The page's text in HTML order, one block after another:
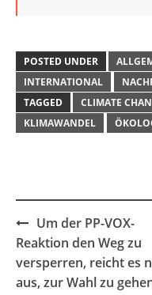
POSTED UNDER
INTERNATIONAL
TAGGED
CLIMATE
KLIMAWANDEL
Post
navigation
Um der PP-VOX-
Reaktion den Weg zu
versperren, reicht es
aus, zur Wahl zu